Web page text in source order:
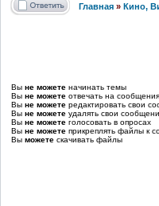
Главная » Кино,
Вы не можете начинать темы
Вы не можете отвечать на сообщения
Вы не можете редактировать свои
Вы не можете удалять свои
Вы не можете голосовать в опросах
Вы не можете прикреплять файлы к
Вы можете скачивать файлы